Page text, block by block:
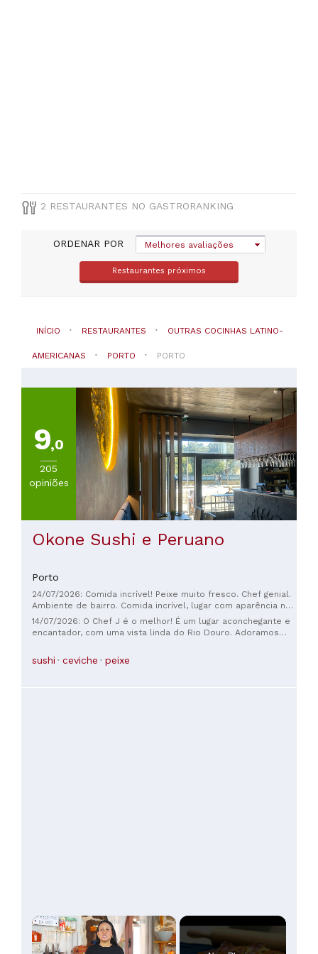
2 RESTAURANTES NO GASTRORANKING
ORDENAR POR Melhores avaliações
Restaurantes próximos
INÍCIO RESTAURANTES OUTRAS COCINHAS LATINO-
AMERICANAS PORTO PORTO
9,0
205
opiniões
Okone Sushi e Peruano
Porto
24/07/2026: Comida incrível! Peixe muito fresco. Chef genial.
Ambiente de bairro. Comida incrível, lugar com aparência não
muito boa.
14/07/2026: O Chef J é o melhor! É um lugar aconchegante e
encantador, com uma vista linda do Rio Douro. Adoramos
muito bem tratados.
sushi ceviche peixe
×